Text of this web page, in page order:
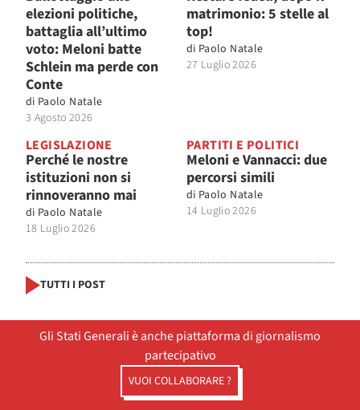
elezioni politiche,
battaglia all’ultimo
voto: Meloni batte
Schlein ma perde con
Conte
di Paolo Natale
3 Agosto 2026
matrimonio: 5 stelle al
top!
di Paolo Natale
27 Luglio 2026
LEGISLAZIONE
Perché le nostre
istituzioni non si
rinnoveranno mai
di Paolo Natale
18 Luglio 2026
PARTITI E POLITICI
Meloni e Vannacci: due
percorsi simili
di Paolo Natale
14 Luglio 2026
TUTTI I POST
Gli Stati Generali è anche piattaforma di giornalismo
partecipativo
VUOI COLLABORARE ?